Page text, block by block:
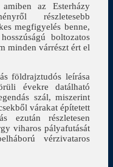
az Esterházy
részletesebb
megfigyelés benne,
boltozatos
minden várrészt ért el
földrajztudós leírása
évekre datálható
szál, miszerint
várakat építetett
ezután részletesen
viharos pályafutását
vérzivataros